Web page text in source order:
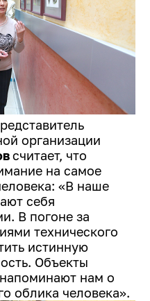
организации
считает, что
на самое
«В наше
себя
В погоне за
технического
истинную
Объекты
нам о
облика человека».